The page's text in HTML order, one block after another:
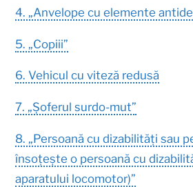
4. „Anvelope cu elemente
5. „Copiii”
6. Vehicul cu viteză redusă
7. „Șoferul surdo-mut”
8. „Persoană cu dizabilități sau
însoțește o persoană cu
aparatului locomotor)”